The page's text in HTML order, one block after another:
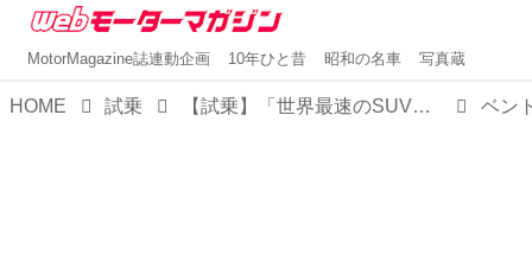
MotorMagazine誌連動企画 10年ひと昔 昭和の名車 写真蔵
HOME 試乗 【試乗】「世界最速のSUV」ベントレー ベンテイガ スピードに乗ってみた！